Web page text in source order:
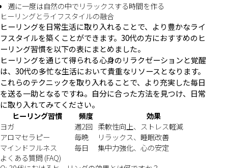
週に一度は自然の中でリラックスする時間を作る
ヒーリングとライフスタイルの融合
ヒーリングを日常生活に取り入れることで、より豊かなライ
フスタイルを築くことができます。30代の方におすすめのヒ
ーリング習慣を以下の表にまとめました。
ヒーリングを通じて得られる心身のリラクゼーションと覚醒
は、30代の多忙な生活において貴重なリソースとなります。
これらのテクニックを取り入れることで、より充実した毎日
を送る一助となるですね。自分に合った方法を見つけ、日常
に取り入れてみてください。
ヒーリング習慣
頻度
効果
ヨガ
週2回 柔軟性向上、ストレス軽減
アロマセラピー
毎晩
リラックス、睡眠改善
マインドフルネス
毎日
集中力強化、心の安定
よくある質問 (FAQ)